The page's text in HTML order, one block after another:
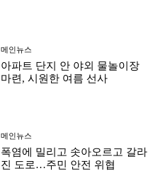
메인뉴스
아파트 단지 안 야외 물놀이장
마련, 시원한 여름 선사
메인뉴스
폭염에 밀리고 솟아오르고 갈라
진 도로…주민 안전 위협